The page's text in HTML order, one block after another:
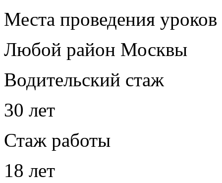
Места проведения уроков
Любой район Москвы
Водительский стаж
30 лет
Стаж работы
18 лет